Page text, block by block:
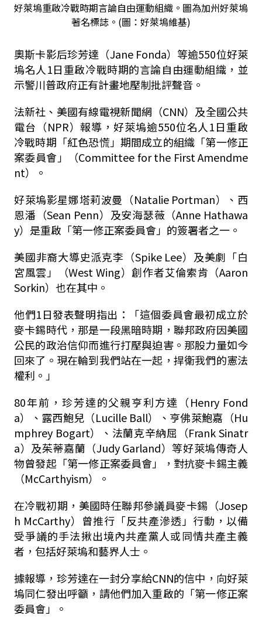
好萊塢重啟冷戰時期言論自由運動組織。圖為加州好萊塢
著名標誌。(圖：好萊塢維基)
奧斯卡影后珍芳達（Jane Fonda）等逾550位好萊
塢名人1日重啟冷戰時期的言論自由運動組織，並
示警川普政府正有計畫地壓制批評聲音。
法新社、美國有線電視新聞網（CNN）及全國公共
電台（NPR）報導，好萊塢逾550位名人1日重啟
冷戰時期「紅色恐慌」期間成立的組織「第一修正
案委員會」（Committee for the First Amendme
nt）。
好萊塢影星娜塔莉波曼（Natalie Portman）、西
恩潘（Sean Penn）及安海瑟薇（Anne Hathawa
y）是重啟「第一修正案委員會」的簽署者之一。
美國非裔大導史派克李（Spike Lee）及美劇「白
宮風雲」（West Wing）創作者艾倫索肯（Aaron
Sorkin）也在其中。
他們1日發表聲明指出：「這個委員會最初成立於
麥卡錫時代，那是一段黑暗時期，聯邦政府因美國
公民的政治信仰而進行打壓與迫害。那股力量如今
回來了。現在輪到我們站在一起，捍衛我們的憲法
權利。」
80年前，珍芳達的父親亨利方達（Henry Fond
a）、露西鮑兒（Lucille Ball）、亨佛萊鮑嘉（Hu
mphrey Bogart）、法蘭克辛納屈（Frank Sinatr
a）及茱蒂嘉蘭（Judy Garland）等好萊塢傳奇人
物曾發起「第一修正案委員會」，對抗麥卡錫主義
（McCarthyism）。
在冷戰初期，美國時任聯邦參議員麥卡錫（Josep
h McCarthy）曾推行「反共產滲透」行動，以備
受爭議的手法揪出境內共產黨人或同情共產主義
者，包括好萊塢和藝界人士。
據報導，珍芳達在一封分享給CNN的信中，向好萊
塢同仁發出呼籲，請他們加入重啟的「第一修正案
委員會」。